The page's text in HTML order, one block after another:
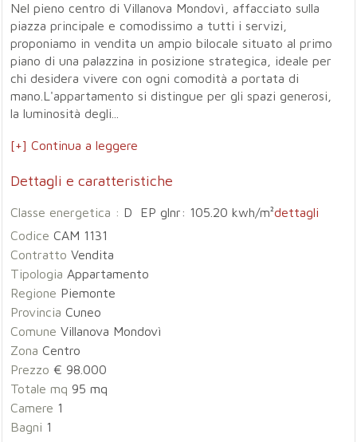
Nel pieno centro di Villanova Mondovì, affacciato sulla
piazza principale e comodissimo a tutti i servizi,
proponiamo in vendita un ampio bilocale situato al primo
piano di una palazzina in posizione strategica, ideale per
chi desidera vivere con ogni comodità a portata di
mano.L'appartamento si distingue per gli spazi generosi,
la luminosità degli...
[+] Continua a leggere
Dettagli e caratteristiche
Classe energetica : D EP glnr: 105.20 kwh/m²dettagli
Codice CAM 1131
Contratto Vendita
Tipologia Appartamento
Regione Piemonte
Provincia Cuneo
Comune Villanova Mondovì
Zona Centro
Prezzo € 98.000
Totale mq 95 mq
Camere 1
Bagni 1